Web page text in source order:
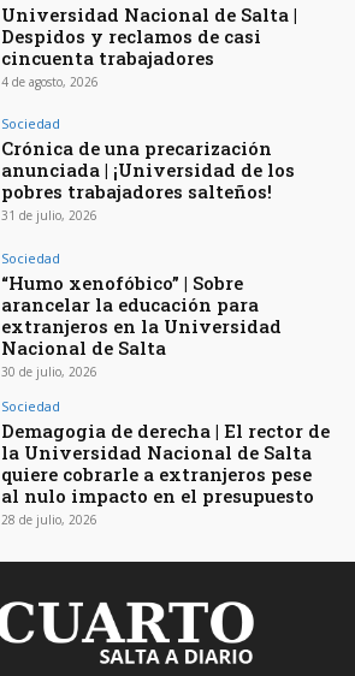
Universidad Nacional de Salta |
Despidos y reclamos de casi
cincuenta trabajadores
4 de agosto, 2026
Sociedad
Crónica de una precarización
anunciada | ¡Universidad de los
pobres trabajadores salteños!
31 de julio, 2026
Sociedad
“Humo xenofóbico” | Sobre
arancelar la educación para
extranjeros en la Universidad
Nacional de Salta
30 de julio, 2026
Sociedad
Demagogia de derecha | El rector de
la Universidad Nacional de Salta
quiere cobrarle a extranjeros pese
al nulo impacto en el presupuesto
28 de julio, 2026